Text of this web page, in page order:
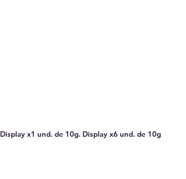
Display x1 und. de 10g. Display x6 und. de 10g